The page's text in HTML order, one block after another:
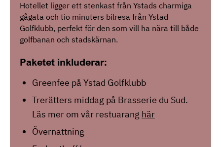
Hotellet ligger ett stenkast från Ystads charmiga
gågata och tio minuters bilresa från Ystad
Golfklubb, perfekt för den som vill ha nära till både
golfbanan och stadskärnan.
Paketet inkluderar:
Greenfee på Ystad Golfklubb
Trerätters middag på Brasserie du Sud.
Läs mer om vår restuarang här
Övernattning